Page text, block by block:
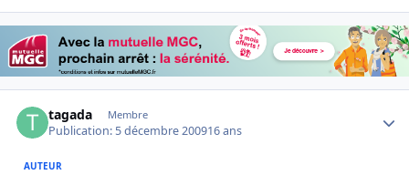
tagada Membre
Publication: 5 décembre 200916 ans
AUTEUR